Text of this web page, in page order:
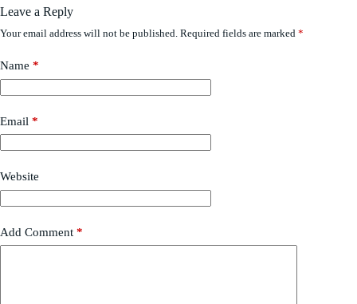
Leave a Reply
Your email address will not be published. Required fields are marked *
Name *
Email *
Website
Add Comment *